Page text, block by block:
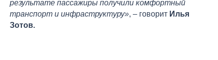
результате пассажиры получили комфортный
транспорт и инфраструктуру», – говорит Илья
Зотов.